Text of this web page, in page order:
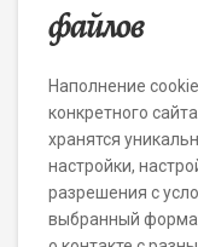
файлов
Наполнение
конкретного
хранятся
настройки,
разрешения с
выбранный